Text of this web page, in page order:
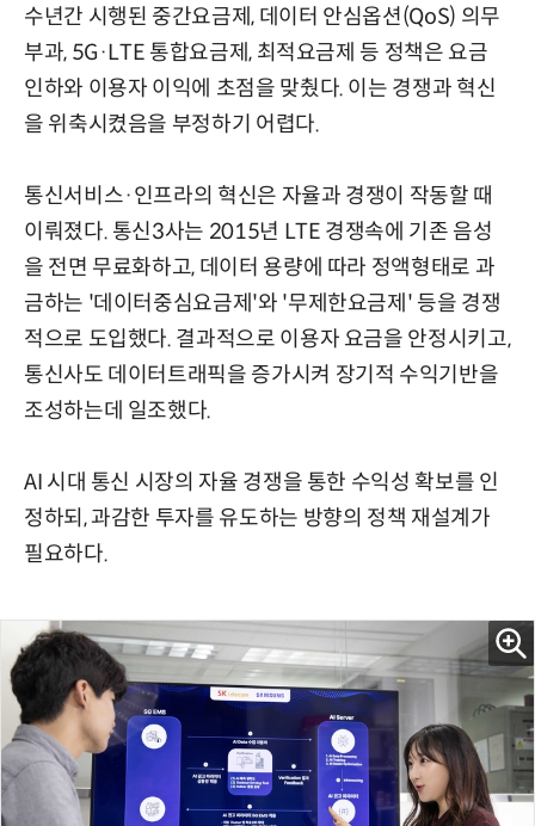
수년간 시행된 중간요금제, 데이터 안심옵션(QoS) 의무
부과, 5G·LTE 통합요금제, 최적요금제 등 정책은 요금
인하와 이용자 이익에 초점을 맞췄다. 이는 경쟁과 혁신
을 위축시켰음을 부정하기 어렵다.
통신서비스·인프라의 혁신은 자율과 경쟁이 작동할 때
이뤄졌다. 통신3사는 2015년 LTE 경쟁속에 기존 음성
을 전면 무료화하고, 데이터 용량에 따라 정액형태로 과
금하는 '데이터중심요금제'와 '무제한요금제' 등을 경쟁
적으로 도입했다. 결과적으로 이용자 요금을 안정시키고,
통신사도 데이터트래픽을 증가시켜 장기적 수익기반을
조성하는데 일조했다.
AI 시대 통신 시장의 자율 경쟁을 통한 수익성 확보를 인
정하되, 과감한 투자를 유도하는 방향의 정책 재설계가
필요하다.